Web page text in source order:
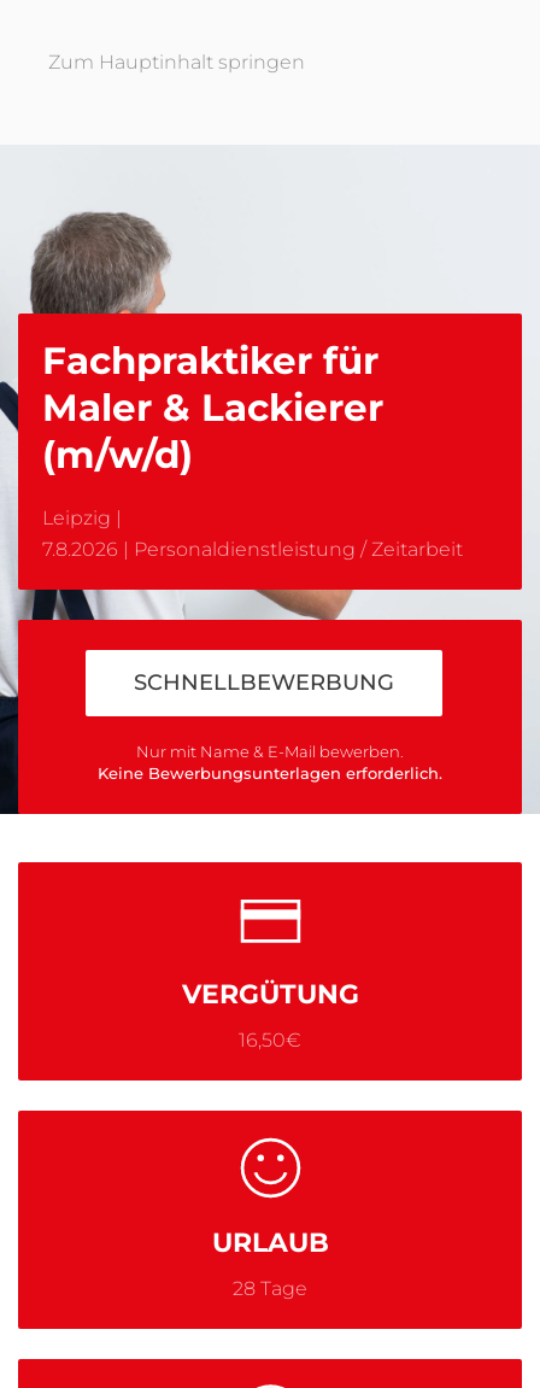
Zum Hauptinhalt springen
Fachpraktiker für
Maler & Lackierer
(m/w/d)
Leipzig |
7.8.2026 | Personaldienstleistung / Zeitarbeit
SCHNELLBEWERBUNG
Nur mit Name & E-Mail bewerben.
Keine Bewerbungsunterlagen erforderlich.
VERGÜTUNG
16,50€
URLAUB
28 Tage